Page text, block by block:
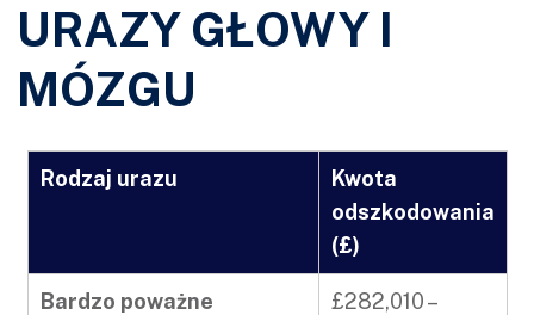
URAZY GŁOWY I
MÓZGU
Rodzaj urazu
Kwota
odszkodowania
(£)
Bardzo poważne
£282,010 –